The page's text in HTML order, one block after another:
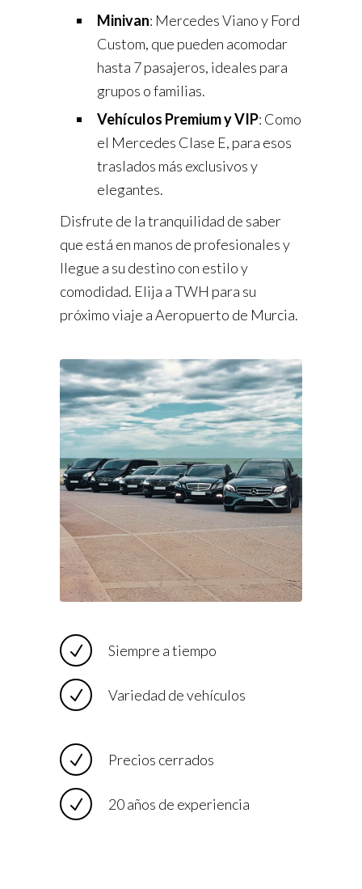
Minivan: Mercedes Viano y Ford
Custom, que pueden acomodar
hasta 7 pasajeros, ideales para
grupos o familias.
Vehículos Premium y VIP: Como
el Mercedes Clase E, para esos
traslados más exclusivos y
elegantes.
Disfrute de la tranquilidad de saber
que está en manos de profesionales y
llegue a su destino con estilo y
comodidad. Elija a TWH para su
próximo viaje a Aeropuerto de Murcia.
Siempre a tiempo
Variedad de vehículos
Precios cerrados
20 años de experiencia